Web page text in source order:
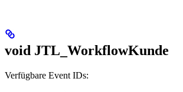
void JTL_WorkflowKunde
Verfügbare Event IDs: